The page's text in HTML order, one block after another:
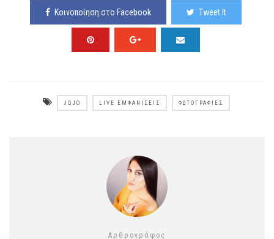
Κοινοποίηση στο Facebook Tweet It
JOJO LIVE ΕΜΦΑΝΊΣΕΙΣ ΦΩΤΟΓΡΑΦΊΕΣ
Αρθρογράφος